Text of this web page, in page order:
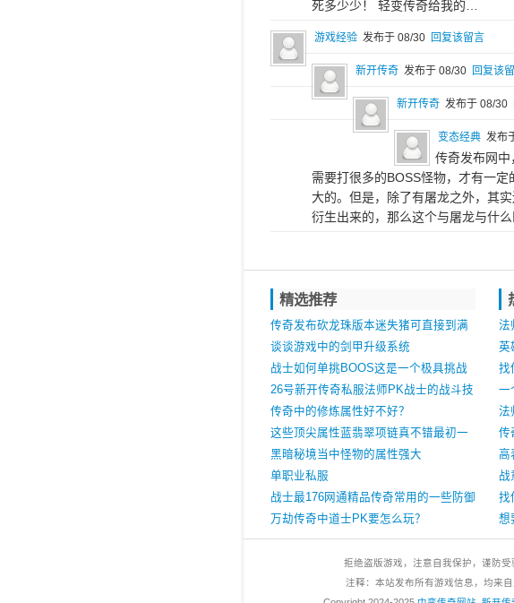
死多少少！ 轻变传奇给我的…
游戏经验 发布于 08/30 回复该留言
新开传奇 发布于 08/30 回复该
新开传奇 发布于 08/30
变态经典 发布
传奇发布网
需要打很多的BOSS怪物，才有一
大的。但是，除了有屠龙之外，其
衍生出来的，那么这个与屠龙与什
精选推荐
传奇发布砍龙珠版本迷失猪可直接到满
级
谈谈游戏中的剑甲升级系统
战士如何单挑BOOS这是一个极具挑战
的问题
26号新开传奇私服法师PK战士的战斗技
巧
传奇中的修炼属性好不好？
这些顶尖属性蓝翡翠项链真不错最初一
根太强
黑暗秘境当中怪物的属性强大
单职业私服
战士最176网通精品传奇常用的一些防御
类技能
万劫传奇中道士PK要怎么玩？
法
英
成
找
一
私
法
传
高
战
好
找
想
要
拒绝盗版游戏，注意自我保护，谨防
注释：本站发布所有游戏信息，均来